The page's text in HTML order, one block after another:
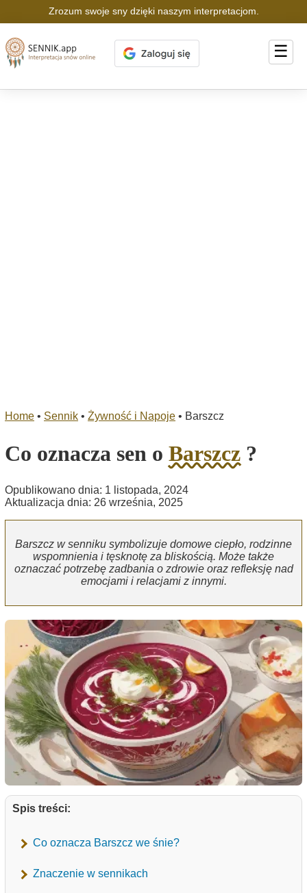
Zrozum swoje sny dzięki naszym interpretacjom.
☰
Home • Sennik • Żywność i Napoje • Barszcz
Co oznacza sen o Barszcz ?
Opublikowano dnia: 1 listopada, 2024
Aktualizacja dnia: 26 września, 2025
Barszcz w senniku symbolizuje domowe ciepło, rodzinne
wspomnienia i tęsknotę za bliskością. Może także
oznaczać potrzebę zadbania o zdrowie oraz refleksję nad
emocjami i relacjami z innymi.
Spis treści:
Co oznacza Barszcz we śnie?
Znaczenie w sennikach